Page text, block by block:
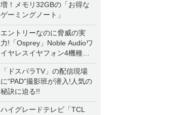
増！メモリ32GBの「お得な
ゲーミングノート」
エントリーなのに脅威の実
力!「Osprey」Noble Audioワ
イヤレスイヤフォン4機種を
一気に聴く
「ドスパラTV」の配信現場
に“PAD”撮影班が潜入!人気の
秘訣に迫る!!
ハイグレードテレビ「TCL